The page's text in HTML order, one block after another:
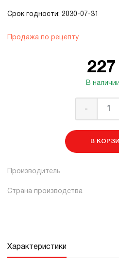
Срок годности: 2030-07-31
Продажа по рецепту
В
-
В
Производитель
Страна производства
Характеристики